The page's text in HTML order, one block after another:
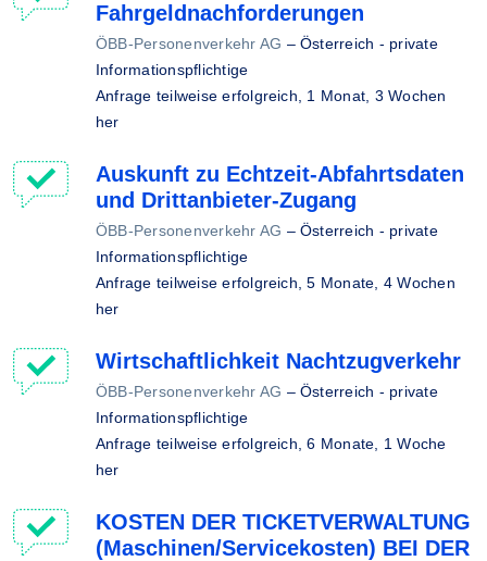
Fahrgeldnachforderungen
ÖBB-Personenverkehr AG –Österreich - private
Informationspflichtige
Anfrage teilweise erfolgreich, 1 Monat, 3 Wochen
her
Auskunft zu Echtzeit-Abfahrtsdaten
und Drittanbieter-Zugang
ÖBB-Personenverkehr AG –Österreich - private
Informationspflichtige
Anfrage teilweise erfolgreich,5 Monate, 4 Wochen
her
Wirtschaftlichkeit Nachtzugverkehr
ÖBB-Personenverkehr AG –Österreich - private
Informationspflichtige
Anfrage teilweise erfolgreich,6 Monate, 1 Woche
her
KOSTEN DER TICKETVERWALTUNG
(Maschinen/Servicekosten) BEI DER